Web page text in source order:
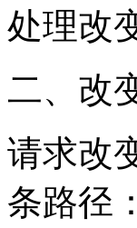
处理改
二、改
请求改
条路径